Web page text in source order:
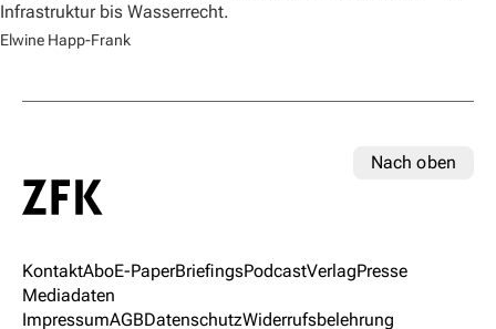
Infrastruktur bis Wasserrecht.
Elwine Happ-Frank
Nach oben
KontaktAboE-PaperBriefingsPodcastVerlagPresse
Mediadaten
ImpressumAGBDatenschutzWiderrufsbelehrung